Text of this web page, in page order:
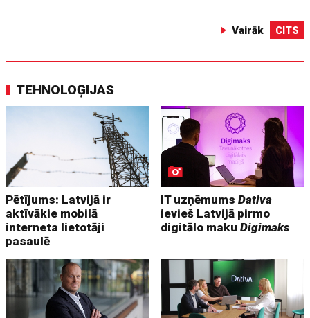
Vairāk CITS
TEHNOLOĢIJAS
Pētījums: Latvijā ir
aktīvākie mobilā
interneta lietotāji
pasaulē
IT uzņēmumsDativa
ievieš Latvijā pirmo
digitālo makuDigimaks